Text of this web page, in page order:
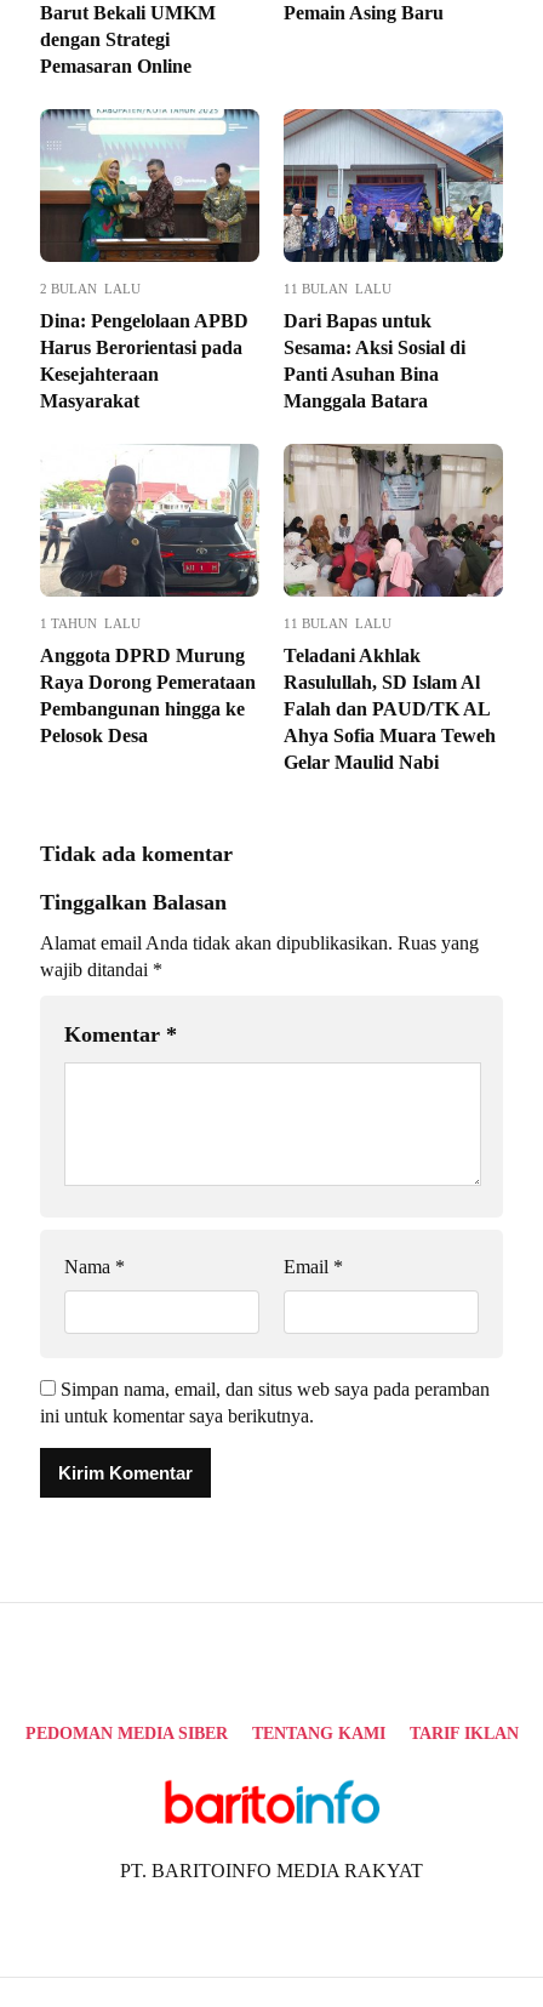
Barut Bekali UMKM
dengan Strategi
Pemasaran Online
Pemain Asing Baru
2 BULAN LALU
Dina: Pengelolaan APBD
Harus Berorientasi pada
Kesejahteraan
Masyarakat
11 BULAN LALU
Dari Bapas untuk
Sesama: Aksi Sosial di
Panti Asuhan Bina
Manggala Batara
1 TAHUN LALU
Anggota DPRD Murung
Raya Dorong Pemerataan
Pembangunan hingga ke
Pelosok Desa
11 BULAN LALU
Teladani Akhlak
Rasulullah, SD Islam Al
Falah dan PAUD/TK AL
Ahya Sofia Muara Teweh
Gelar Maulid Nabi
Tidak ada komentar
Tinggalkan Balasan
Alamat email Anda tidak akan dipublikasikan. Ruas yang
wajib ditandai *
Komentar *
Nama * Email *
Simpan nama, email, dan situs web saya pada peramban
ini untuk komentar saya berikutnya.
PEDOMAN MEDIA SIBER TENTANG KAMI TARIF IKLAN
PT. BARITOINFO MEDIA RAKYAT